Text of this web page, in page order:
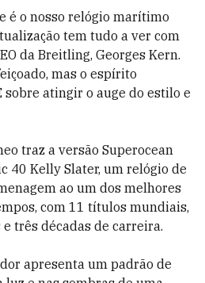
é o nosso relógio marítimo
tem tudo a ver com
da Breitling, Georges Kern.
mas o espírito
sobre atingir o auge do estilo e
traz a versão Superocean
40 Kelly Slater, um relógio de
ao um dos melhores
com 11 títulos mundiais,
três décadas de carreira.
apresenta um padrão de